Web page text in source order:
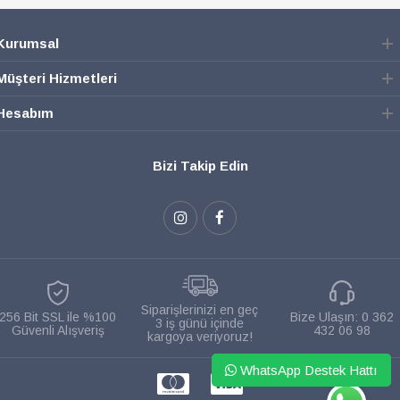
Hizmetleri
Bizi Takip Edin
256 Bit SSL ile %100
Güvenli Alışveriş
Siparişlerinizi en geç
3 iş günü içinde
kargoya veriyoruz!
Bize Ulaşın: 0 362
432 06 98
WHATSAPP
WhatsApp Destek Hattı